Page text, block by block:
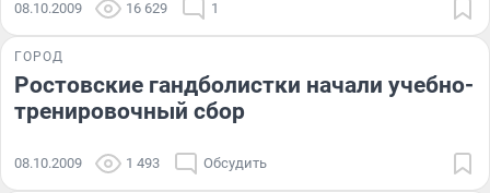
08.10.2009 16 629 1
ГОРОД
Ростовские гандболистки начали учебно-
тренировочный сбор
08.10.2009 1 493 Обсудить